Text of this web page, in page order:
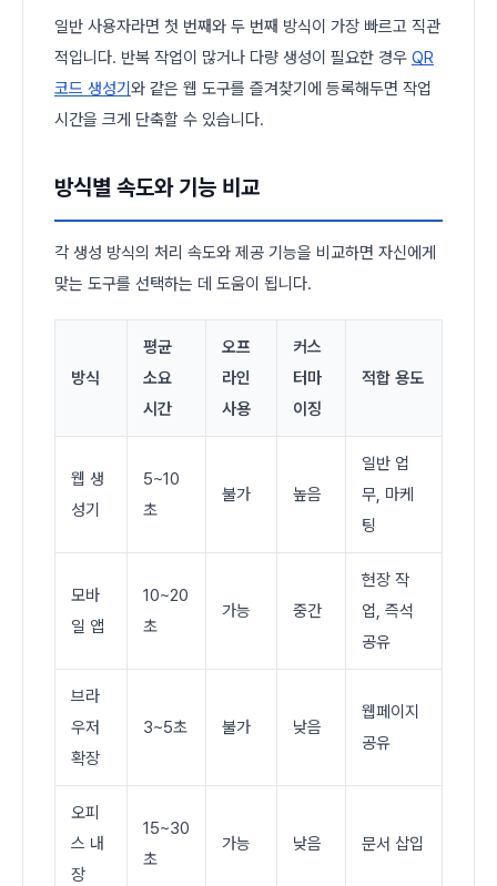
일반 사용자라면 첫 번째와 두 번째 방식이 가장 빠르고 직관
적입니다. 반복 작업이 많거나 다량 생성이 필요한 경우 QR
코드 생성기 와 같은 웹 도구를 즐겨찾기에 등록해두면 작업
시간을 크게 단축할 수 있습니다.
방식별 속도와 기능 비교
각 생성 방식의 처리 속도와 제공 기능을 비교하면 자신에게
맞는 도구를 선택하는 데 도움이 됩니다.
방식
평균
소요
시간
오프
라인
사용
커스
터마
이징
적합 용도
웹 생
성기
5~10
초
불가 높음
일반 업
무, 마케
팅
모바
일 앱
10~20
초
가능 중간
현장 작
업, 즉석
공유
브라
우저
확장
3~5초 불가 낮음
웹페이지
공유
오피
스 내
장
15~30
초
가능 낮음 문서 삽입